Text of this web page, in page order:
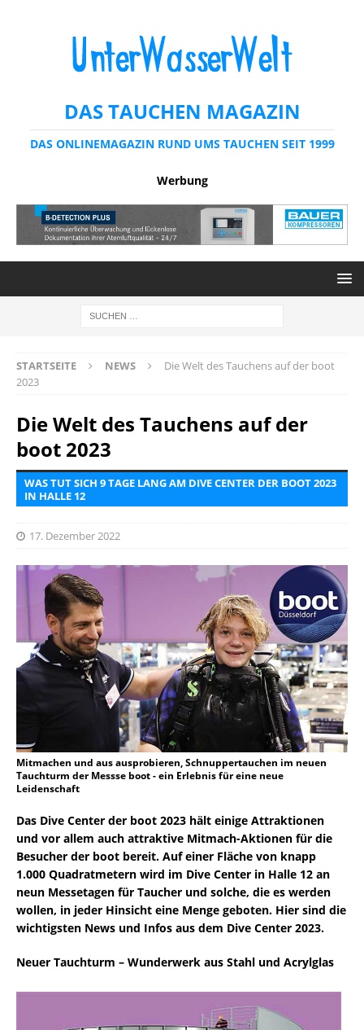
DAS TAUCHEN MAGAZIN
DAS ONLINEMAGAZIN RUND UMS TAUCHEN SEIT 1999
Werbung
STARTSEITE NEWS
Die Welt des Tauchens auf der boot
2023
Die Welt des Tauchens auf der
boot 2023
WAS TUT SICH 9 TAGE LANG AM DIVE CENTER DER BOOT 2023
IN HALLE 12
17. Dezember 2022
Mitmachen und aus ausprobieren, Schnuppertauchen im neuen
Tauchturm der Messse boot - ein Erlebnis für eine neue
Leidenschaft
Das Dive Center der boot 2023 hält einige Attraktionen
und vor allem auch attraktive Mitmach-Aktionen für die
Besucher der boot bereit. Auf einer Fläche von knapp
1.000 Quadratmetern wird im Dive Center in Halle 12 an
neun Messetagen für Taucher und solche, die es werden
wollen, in jeder Hinsicht eine Menge geboten. Hier sind die
wichtigsten News und Infos aus dem Dive Center 2023.
Neuer Tauchturm – Wunderwerk aus Stahl und Acrylglas